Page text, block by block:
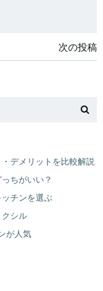
次の投稿
デメリットを比較解説
ちがいい？
チンを選ぶ
シル
が人気